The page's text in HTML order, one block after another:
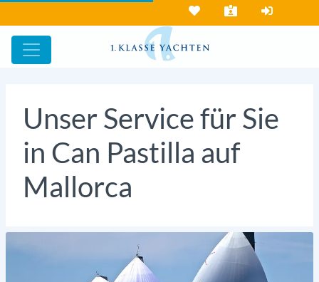
Unser Service für Sie
in Can Pastilla auf
Mallorca